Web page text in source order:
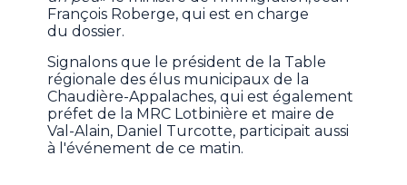
François Roberge, qui est en charge
du dossier.
Signalons que le président de la Table
régionale des élus municipaux de la
Chaudière-Appalaches, qui est également
préfet de la MRC Lotbinière et maire de
Val-Alain, Daniel Turcotte, participait aussi
à l'événement de ce matin.